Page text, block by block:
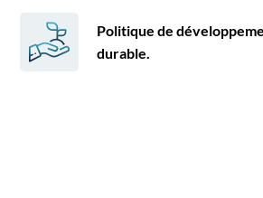
Politique de
durable.